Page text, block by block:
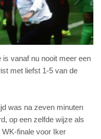
is vanaf nu nooit meer een
met liefst 1-5 van de
was na zeven minuten
op een zelfde wijze als
finale voor Iker